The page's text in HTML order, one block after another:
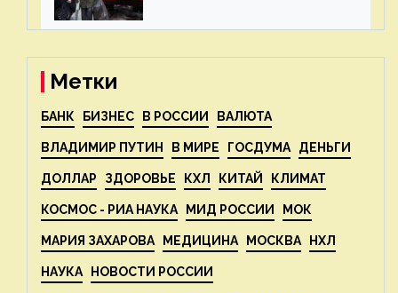
— новости экологии на
Метки
БАНК БИЗНЕС В РОССИИ ВАЛЮТА
ВЛАДИМИР ПУТИН В МИРЕ ГОСДУМА ДЕНЬГИ
ДОЛЛАР ЗДОРОВЬЕ КХЛ КИТАЙ КЛИМАТ
КОСМОС - РИА НАУКА МИД РОССИИ МОК
МАРИЯ ЗАХАРОВА МЕДИЦИНА МОСКВА НХЛ
НАУКА НОВОСТИ РОССИИ